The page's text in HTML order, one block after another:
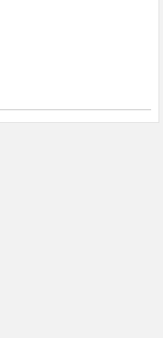
meinem Freund
schöne Zeit. Nach
größere